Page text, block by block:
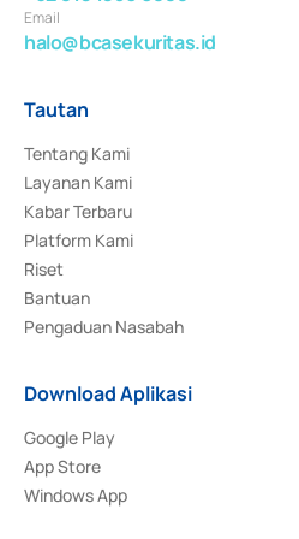
Email
halo@bcasekuritas.id
Tautan
Tentang Kami
Layanan Kami
Kabar Terbaru
Platform Kami
Riset
Bantuan
Pengaduan Nasabah
Download Aplikasi
Google Play
App Store
Windows App